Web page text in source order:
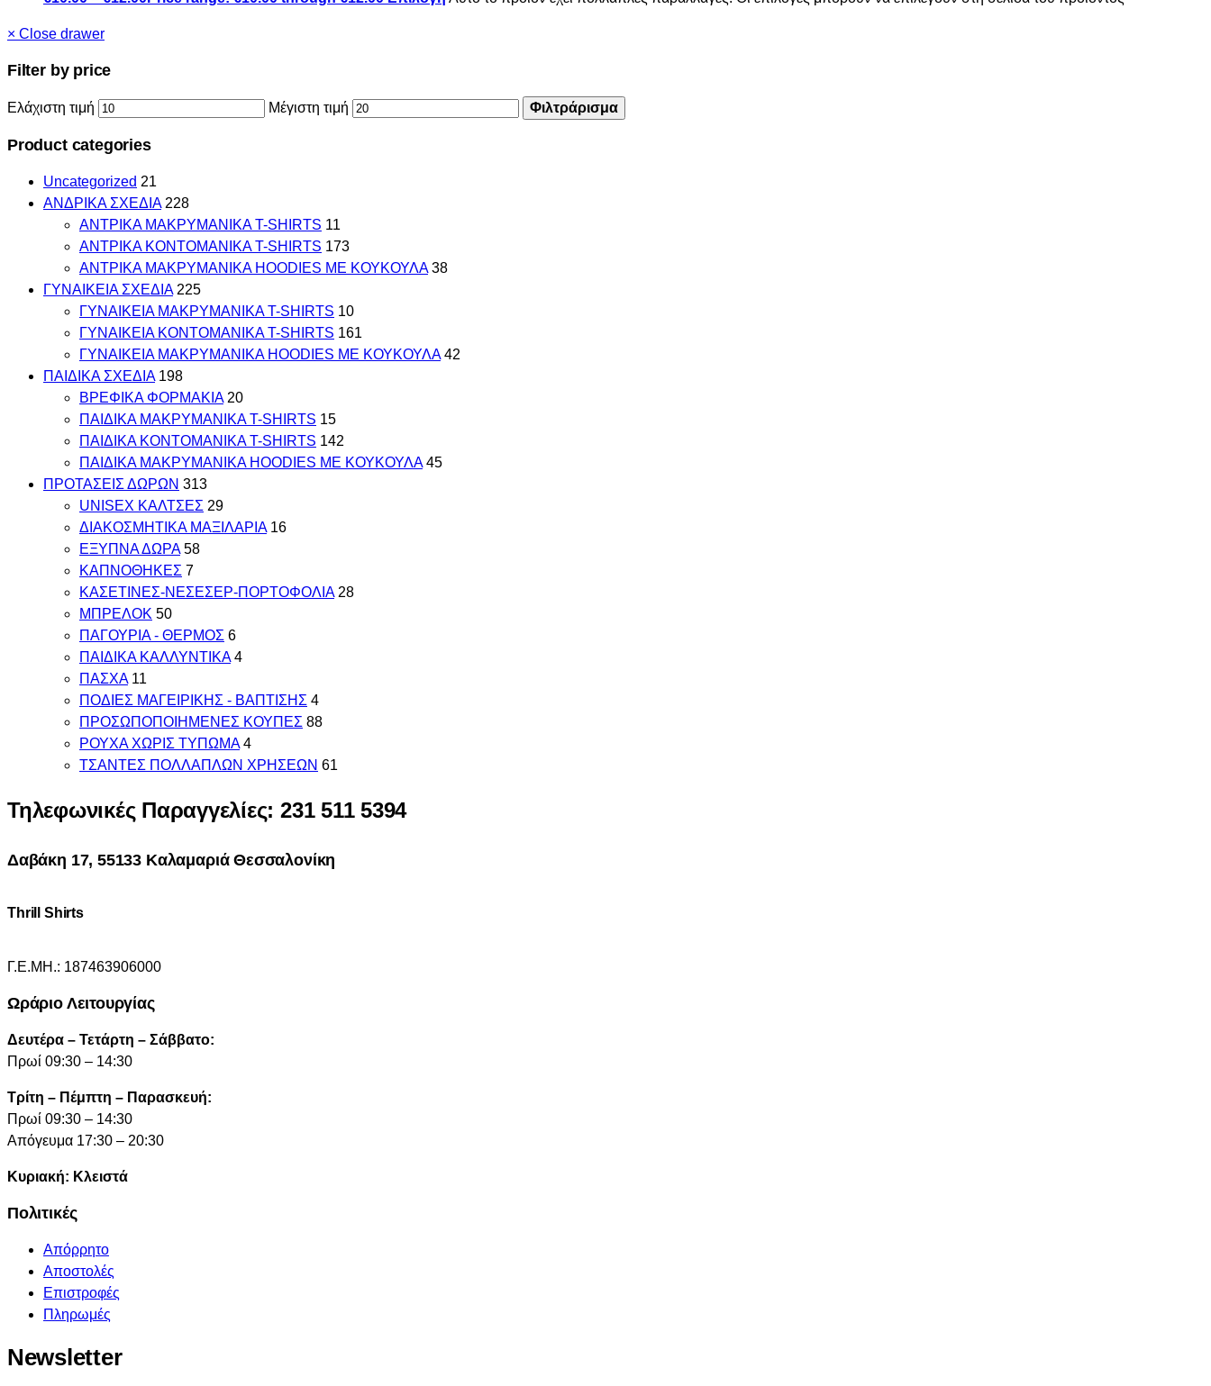
× Close drawer
Filter by price
Ελάχιστη τιμή Μέγιστη τιμή Φιλτράρισμα
Product categories
Uncategorized 21
ΑΝΔΡΙΚΑ ΣΧΕΔΙΑ 228
ΑΝΤΡΙΚΑ MAKΡYMANIKA T-SHIRTS 11
ΑΝΤΡΙΚΑ ΚΟΝΤΟΜΑΝΙΚΑ T-SHIRTS 173
ΑΝΤΡΙΚΑ ΜΑΚΡΥΜΑΝΙΚΑ HOODIES ΜΕ ΚΟΥΚΟΥΛΑ 38
ΓΥΝΑΙΚΕΙΑ ΣΧΕΔΙΑ 225
ΓΥΝΑΙΚΕΙΑ MAKΡYMANIKA T-SHIRTS 10
ΓΥΝΑΙΚΕΙΑ ΚΟΝΤΟΜΑΝΙΚΑ T-SHIRTS 161
ΓΥΝΑΙΚΕΙΑ ΜΑΚΡΥΜΑΝΙΚΑ HOODIES ΜΕ ΚΟΥΚΟΥΛΑ 42
ΠΑΙΔΙΚΑ ΣΧΕΔΙΑ 198
ΒΡΕΦΙΚΑ ΦΟΡΜΑΚΙΑ 20
ΠΑΙΔΙΚΑ MAKΡYMANIKA T-SHIRTS 15
ΠΑΙΔΙΚΑ ΚΟΝΤΟΜΑΝΙΚΑ T-SHIRTS 142
ΠΑΙΔΙΚΑ ΜΑΚΡΥΜΑΝΙΚΑ HOODIES ΜΕ ΚΟΥΚΟΥΛΑ 45
ΠΡΟΤΑΣΕΙΣ ΔΩΡΩΝ 313
UNISEX ΚΑΛΤΣΕΣ 29
ΔΙΑΚΟΣΜΗΤΙΚΑ ΜΑΞΙΛΑΡΙΑ 16
ΕΞΥΠΝΑ ΔΩΡΑ 58
ΚΑΠΝΟΘΗΚΕΣ 7
ΚΑΣΕΤΙΝΕΣ-ΝΕΣΕΣΕΡ-ΠΟΡΤΟΦΟΛΙΑ 28
ΜΠΡΕΛΟΚ 50
ΠΑΓΟΥΡΙΑ - ΘΕΡΜΟΣ 6
ΠΑΙΔΙΚΑ ΚΑΛΛΥΝΤΙΚΑ 4
ΠΑΣΧΑ 11
ΠΟΔΙΕΣ ΜΑΓΕΙΡΙΚΗΣ - ΒΑΠΤΙΣΗΣ 4
ΠΡΟΣΩΠΟΠΟΙΗΜΕΝΕΣ ΚΟΥΠΕΣ 88
ΡΟΥΧΑ ΧΩΡΙΣ ΤΥΠΩΜΑ 4
ΤΣΑΝΤΕΣ ΠΟΛΛΑΠΛΩΝ ΧΡΗΣΕΩΝ 61
Τηλεφωνικές Παραγγελίες: 231 511 5394
Δαβάκη 17, 55133 Καλαμαριά Θεσσαλονίκη
Thrill Shirts
Γ.Ε.ΜΗ.: 187463906000
Ωράριο Λειτουργίας
Δευτέρα – Τετάρτη – Σάββατο:
Πρωί 09:30 – 14:30
Τρίτη – Πέμπτη – Παρασκευή:
Πρωί 09:30 – 14:30
Απόγευμα 17:30 – 20:30
Κυριακή: Κλειστά
Πολιτικές
Απόρρητο
Αποστολές
Επιστροφές
Πληρωμές
Newsletter